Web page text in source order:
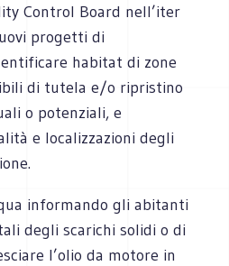
Control Board nell’iter
progetti di
habitat di zone
di tutela e/o ripristino
o potenziali, e
e localizzazioni degli
informando gli abitanti
degli scarichi solidi o di
l’olio da motore in